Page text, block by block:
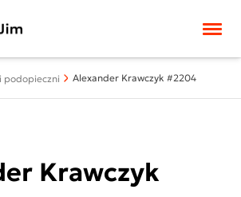
podopieczni Alexander Krawczyk #2204
Krawczyk